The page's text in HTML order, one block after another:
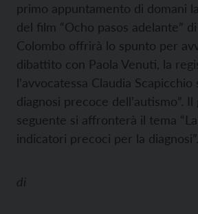
primo appuntamento di domani
del film “Ocho pasos adelante”
Colombo offrirà lo spunto per
dibattito con Paola Venuti, la
l’avvocatessa Claudia Scapicchio
diagnosi precoce dell’autismo”. Il
seguente si affronterà il tema
indicatori precoci per la diagnosi”.
di